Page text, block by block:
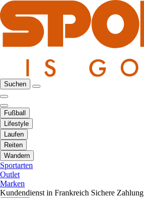
Suchen
Fußball
Lifestyle
Laufen
Reiten
Wandern
Sportarten
Outlet
Marken
Kundendienst in Frankreich Sichere Zahlung